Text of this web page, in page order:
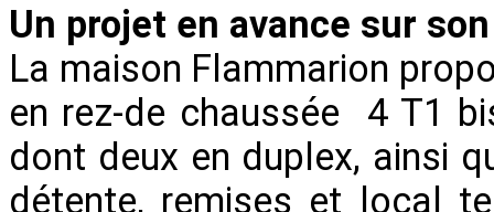
Un projet en avance sur
La maison Flammarion
en rez-de chaussée 4 T1
dont deux en duplex, ainsi
détente, remises et local